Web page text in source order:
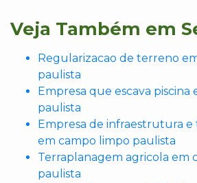
Veja Também em
Regularizacao de terreno
paulista
Empresa que escava
paulista
Empresa de infraestrutura
em campo limpo paulista
Terraplanagem agricola em
paulista